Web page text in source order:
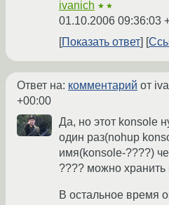
ivanich ★★
01.10.2006 09:36:03
Показать ответ
Ответ на: комментарий от
+00:00
Да, но этот konsole
один раз(nohup
имя(konsole-????)
???? можно
В остальное время